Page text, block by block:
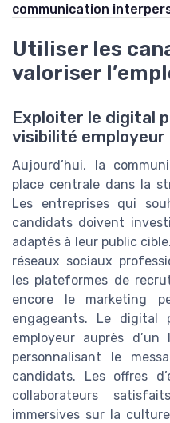
communication
Utiliser les
valoriser
Exploiter le digital
visibilité employeur
Aujourd’hui, la
place centrale dans la
Les entreprises qui
candidats doivent
adaptés à leur public
réseaux sociaux
les plateformes de
encore le marketing
engageants. Le digital
employeur auprès
personnalisant le
candidats. Les offres
collaborateurs
immersives sur la